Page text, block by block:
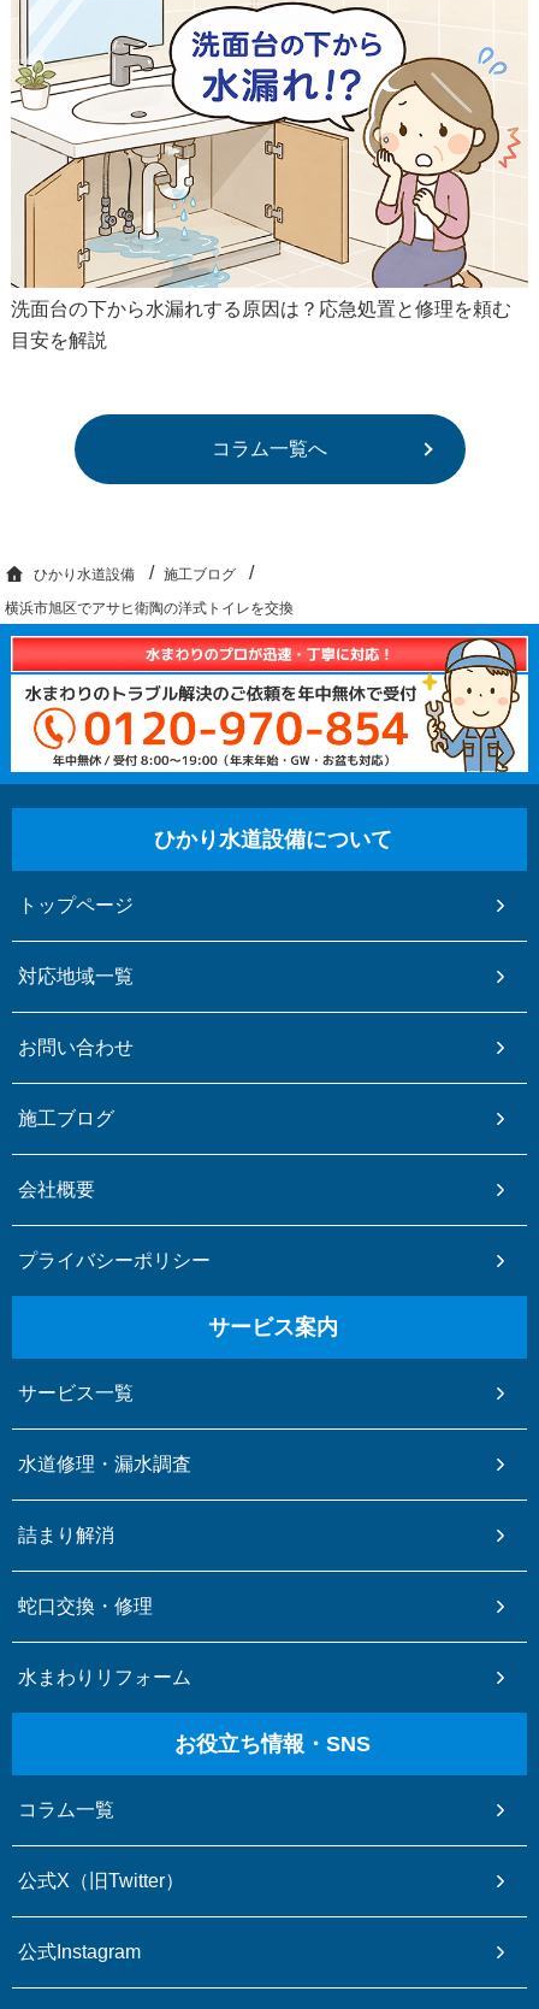
洗面台の下から水漏れする原因は？応急処置と修理を頼む
目安を解説
コラム一覧へ
ひかり水道設備
施工ブログ
横浜市旭区でアサヒ衛陶の洋式トイレを交換
ひかり水道設備について
トップページ
対応地域一覧
お問い合わせ
施工ブログ
会社概要
プライバシーポリシー
サービス案内
サービス一覧
水道修理・漏水調査
詰まり解消
蛇口交換・修理
水まわりリフォーム
お役立ち情報・SNS
コラム一覧
公式X（旧Twitter）
公式Instagram